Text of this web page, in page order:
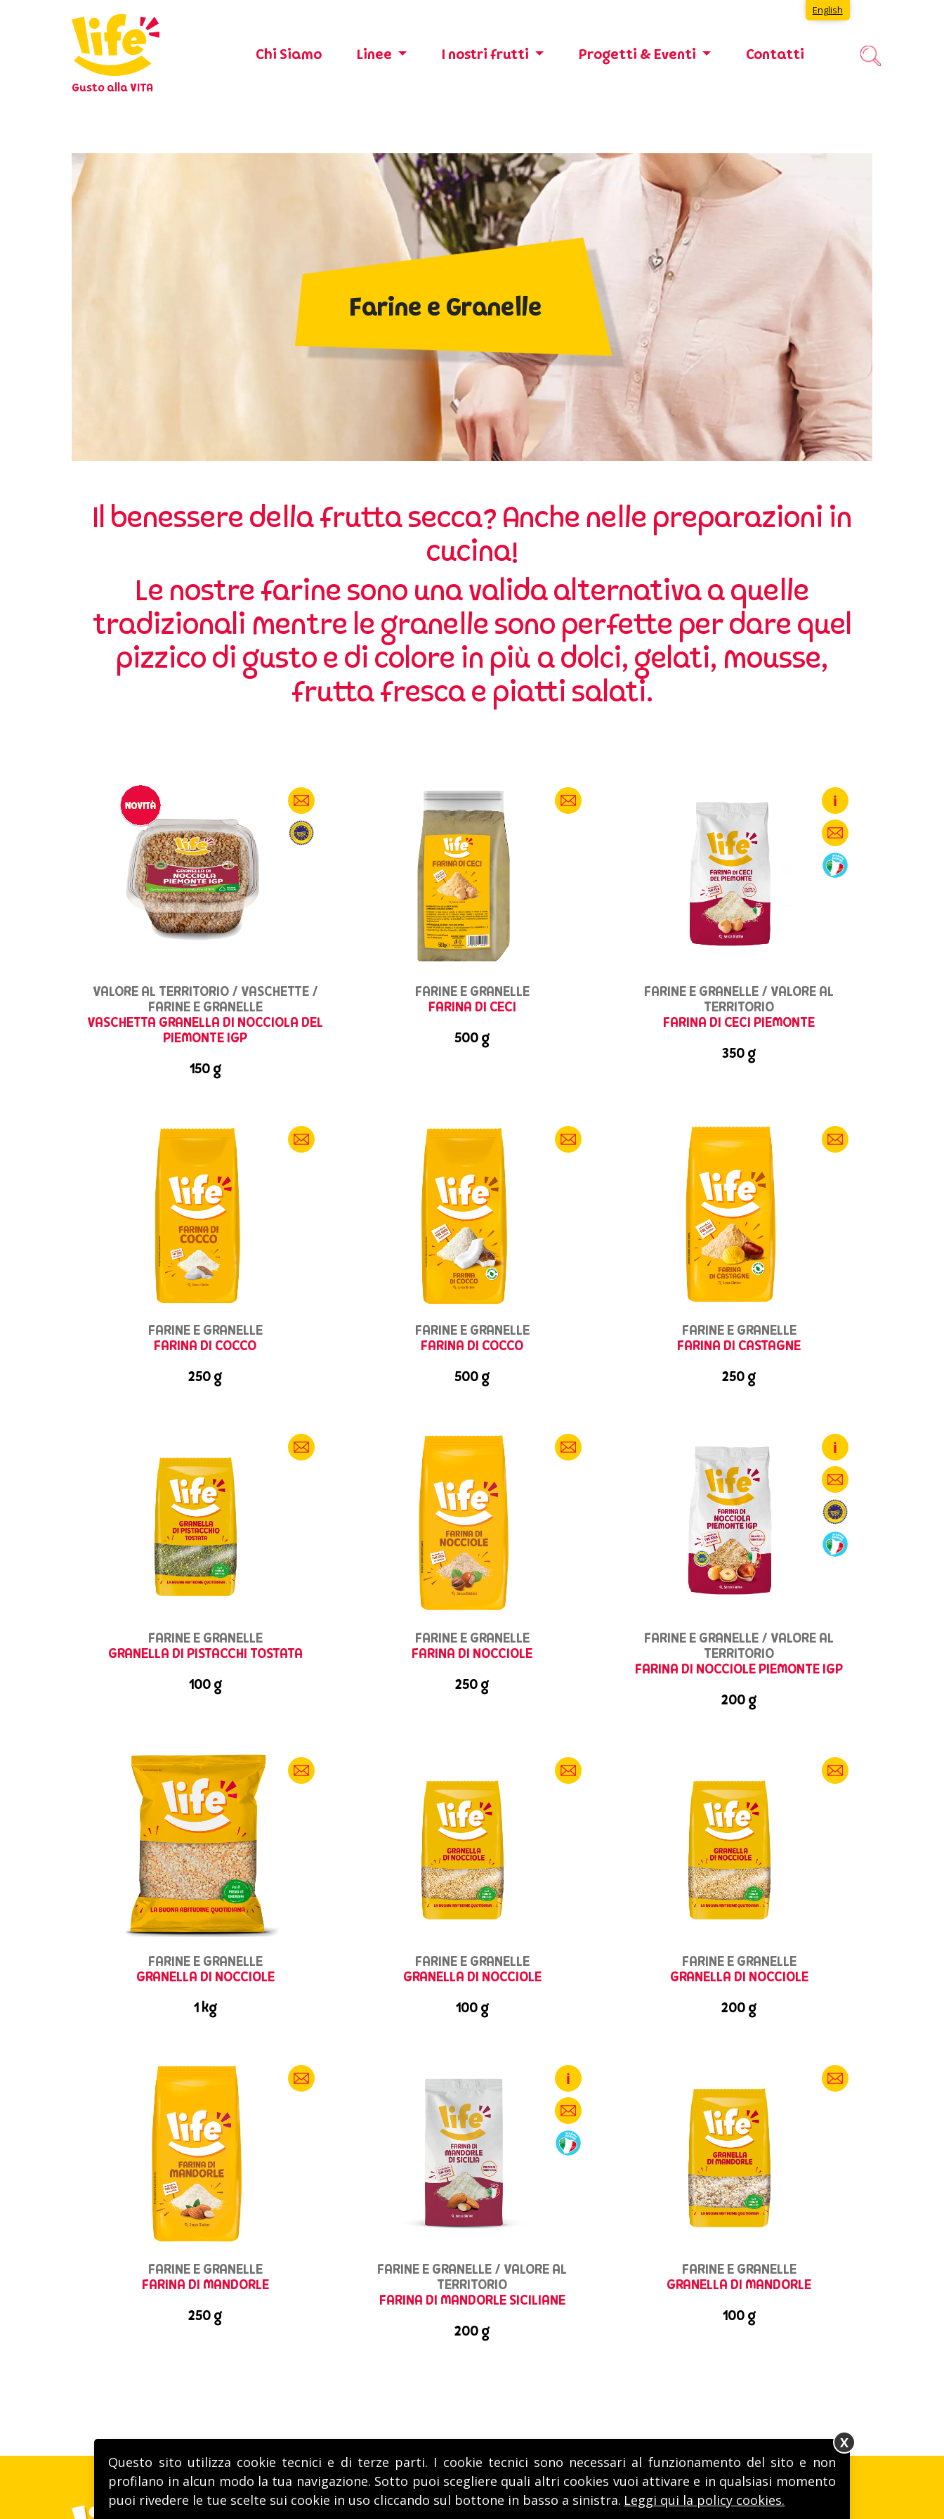
Gusto alla VITA
Chi Siamo Linee I nostri frutti Progetti & Eventi Contatti
Farine e Granelle
Il benessere della frutta secca? Anche nelle preparazioni in
cucina!
Le nostre farine sono una valida alternativa a quelle
tradizionali mentre le granelle sono perfette per dare quel
pizzico di gusto e di colore in più a dolci, gelati, mousse,
frutta fresca e piatti salati.
VALORE AL TERRITORIO / VASCHETTE /
FARINE E GRANELLE
VASCHETTA GRANELLA DI NOCCIOLA DEL
PIEMONTE IGP
150 g
FARINE E GRANELLE
FARINA DI CECI
500 g
FARINE E GRANELLE / VALORE AL
TERRITORIO
FARINA DI CECI PIEMONTE
350 g
FARINE E GRANELLE
FARINA DI COCCO
250 g
FARINE E GRANELLE
FARINA DI COCCO
500 g
FARINE E GRANELLE
FARINA DI CASTAGNE
250 g
FARINE E GRANELLE
GRANELLA DI PISTACCHI TOSTATA
100 g
FARINE E GRANELLE
FARINA DI NOCCIOLE
250 g
FARINE E GRANELLE / VALORE AL
TERRITORIO
FARINA DI NOCCIOLE PIEMONTE IGP
200 g
FARINE E GRANELLE
GRANELLA DI NOCCIOLE
1 kg
FARINE E GRANELLE
GRANELLA DI NOCCIOLE
100 g
FARINE E GRANELLE
GRANELLA DI NOCCIOLE
200 g
FARINE E GRANELLE
FARINA DI MANDORLE
250 g
FARINE E GRANELLE / VALORE AL
TERRITORIO
FARINA DI MANDORLE SICILIANE
200 g
FARINE E GRANELLE
GRANELLA DI MANDORLE
100 g
LAVORA CON NOI HAI DOMANDE? CONTATTACI!
English
Questo sito utilizza cookie tecnici e di terze parti. I cookie tecnici sono necessari al funzionamento del sito e non
profilano in alcun modo la tua navigazione. Sotto puoi scegliere quali altri cookies vuoi attivare e in qualsiasi momento
puoi rivedere le tue scelte sui cookie in uso cliccando sul bottone in basso a sinistra. Leggi qui la policy cookies.
X